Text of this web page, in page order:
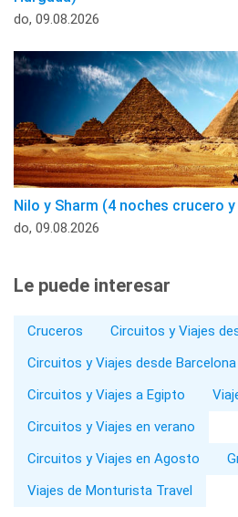
do, 09.08.2026
Nilo y Sharm (4 noches crucero
do, 09.08.2026
Le puede interesar
Cruceros
Circuitos y Viajes
Circuitos y Viajes desde Barcelona
Circuitos y Viajes a Egipto
Circuitos y Viajes en verano
Circuitos y Viajes en Agosto
Viajes de Monturista Travel